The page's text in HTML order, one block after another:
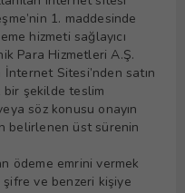
1. maddesinde
hizmeti sağlayıcı
Para Hizmetleri A.Ş.
İnternet Sitesi’nden satın
bir şekilde teslim
söz konusu onayın
belirlenen üst sürenin
ödeme emrini vermek
ve benzeri kişiye